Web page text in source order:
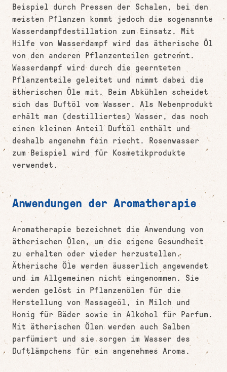
Beispiel durch Pressen der Schalen, bei den
meisten Pflanzen kommt jedoch die sogenannte
Wasserdampfdestillation zum Einsatz. Mit
Hilfe von Wasserdampf wird das ätherische Öl
von den anderen Pflanzenteilen getrennt.
Wasserdampf wird durch die geernteten
Pflanzenteile geleitet und nimmt dabei die
ätherischen Öle mit. Beim Abkühlen scheidet
sich das Duftöl vom Wasser. Als Nebenprodukt
erhält man (destilliertes) Wasser, das noch
einen kleinen Anteil Duftöl enthält und
deshalb angenehm fein riecht. Rosenwasser
zum Beispiel wird für Kosmetikprodukte
verwendet.
Anwendungen der Aromatherapie
Aromatherapie bezeichnet die Anwendung von
ätherischen Ölen, um die eigene Gesundheit
zu erhalten oder wieder herzustellen.
Ätherische Öle werden äusserlich angewendet
und im Allgemeinen nicht eingenommen. Sie
werden gelöst in Pflanzenölen für die
Herstellung von Massageöl, in Milch und
Honig für Bäder sowie in Alkohol für Parfum.
Mit ätherischen Ölen werden auch Salben
parfümiert und sie sorgen im Wasser des
Duftlämpchens für ein angenehmes Aroma.